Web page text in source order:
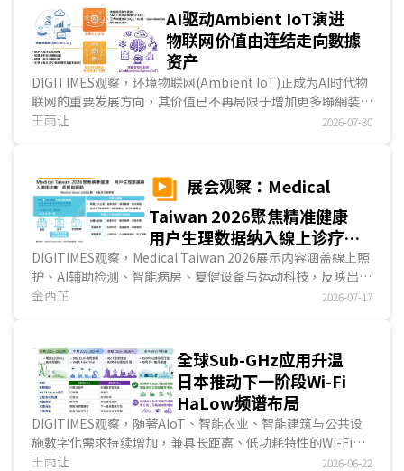
加，医疗设备大厂、超聲波新创与臺湾ICT业者相继投入，竞
争已由硬件规格延伸至AI軟件、法规验证与代理布局。...
AI驱动Ambient IoT演进
物联网价值由连结走向數據
资产
DIGITIMES观察，环境物联网(Ambient IoT)正成为AI时代物
联网的重要发展方向，其价值已不再局限于增加更多聯網装
置，而是重新定义企业建立、治理及运用數據资产的方式。随
力，使物联网由设备连结逐步走向环境感知，并进一步支撑AI
分析、自动化决策及智能服务发展，成为企业推动數字转型的
重要基础。...
王雨让 2026-07-30
展会观察：Medical
Taiwan 2026聚焦精准健康
用户生理数据纳入線上诊疗、
长照与运动
DIGITIMES观察，Medical Taiwan 2026展示内容涵盖線上照
护、AI辅助检测、智能病房、复健设备与运动科技，反映出用
户生理数据已纳入诊疗、长照及运动服务。本届业者除展示设
示迈入实际应用发展。多数医材已取得TFDA、美国FDA或其
他市场许可，产业重点开始步入代理拓展与商业模式验证。...
金西芷 2026-07-17
全球Sub-GHz应用升温
日本推动下一阶段Wi-Fi
HaLow频谱布局
DIGITIMES观察，随著AIoT、智能农业、智能建筑与公共设
施數字化需求持续增加，兼具长距离、低功耗特性的Wi-Fi
HaLow (IEEE 802.11ah)逐渐展现应用价值。相较于主流Wi-
王雨让 2026-06-22